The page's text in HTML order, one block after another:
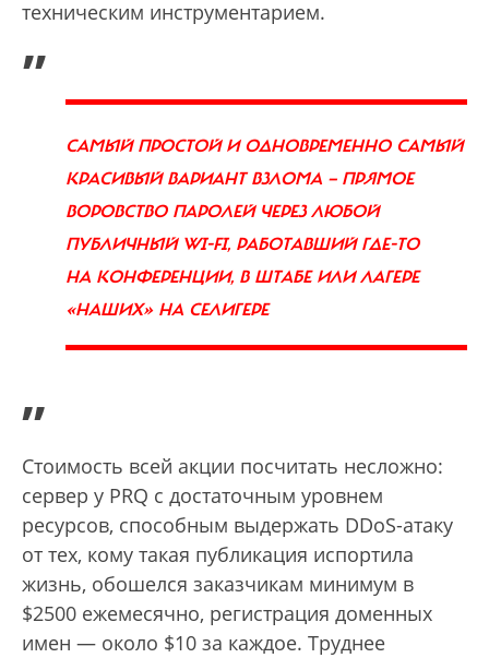
техническим инструментарием.
„
САМЫЙ ПРОСТОЙ И ОДНОВРЕМЕННО САМЫЙ
КРАСИВЫЙ ВАРИАНТ ВЗЛОМА — ПРЯМОЕ
ВОРОВСТВО ПАРОЛЕЙ ЧЕРЕЗ ЛЮБОЙ
ПУБЛИЧНЫЙ WI-FI, РАБОТАВШИЙ ГДЕ-ТО
НА КОНФЕРЕНЦИИ, В ШТАБЕ ИЛИ ЛАГЕРЕ
«НАШИХ» НА СЕЛИГЕРЕ
”
Стоимость всей акции посчитать несложно:
сервер у PRQ с достаточным уровнем
ресурсов, способным выдержать DDoS-атаку
от тех, кому такая публикация испортила
жизнь, обошелся заказчикам минимум в
$2500 ежемесячно, регистрация доменных
имен — около $10 за каждое. Труднее